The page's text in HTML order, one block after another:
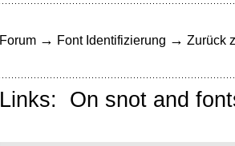
Forum → Font Identifizierung → Zurück
Links: On snot and